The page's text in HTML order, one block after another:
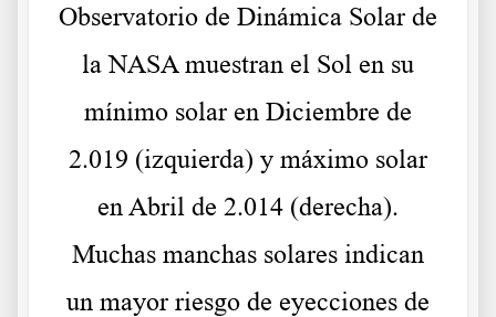
Observatorio de Dinámica Solar de
la NASA muestran el Sol en su
mínimo solar en Diciembre de
2.019 (izquierda) y máximo solar
en Abril de 2.014 (derecha).
Muchas manchas solares indican
un mayor riesgo de eyecciones de